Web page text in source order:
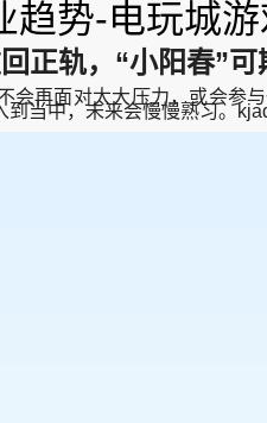
趋势-电玩城
正轨，“小阳春”可
面对太大压力，或会参与
当中，未来会慢慢熟习。